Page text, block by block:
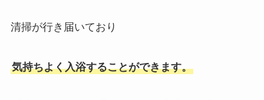
清掃が行き届いており
気持ちよく入浴することができます。